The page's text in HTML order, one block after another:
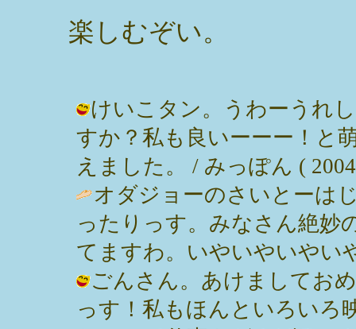
楽しむぞい。
けいこタン。うわーうれ
すか？私も良いーーー！と
えました。 / みっぽん (
オダジョーのさいとーは
ったりっす。みなさん絶妙
てますわ。いやいやいや
ごんさん。あけましてお
っす！私もほんといろいろ